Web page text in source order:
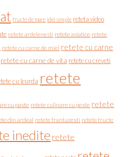
fructe de mare idei simple reteta video
retete ardelenesti retete asiatice retete
retete cu carne de miel retete cu carne
retete cu carne de vita retete cu creveti
cu leurda retete
cu paste retete culinare cu peste retete
din ardeal retete frantuzesti retete fructe
inedite retete